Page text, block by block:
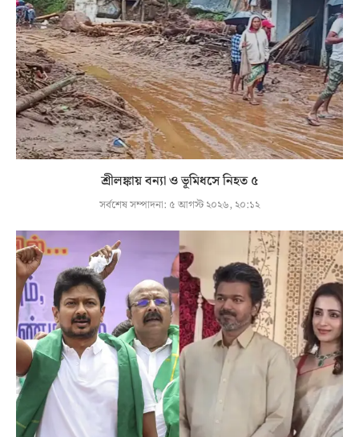
শ্রীলঙ্কায় বন্যা ও ভূমিধসে নিহত ৫
সর্বশেষ সম্পাদনা: ৫ আগস্ট ২০২৬, ২০:১২